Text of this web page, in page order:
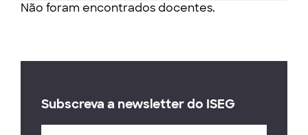
Não foram encontrados docentes.
Subscreva a newsletter do ISEG